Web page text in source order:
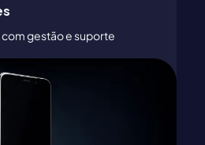
gestão e suporte